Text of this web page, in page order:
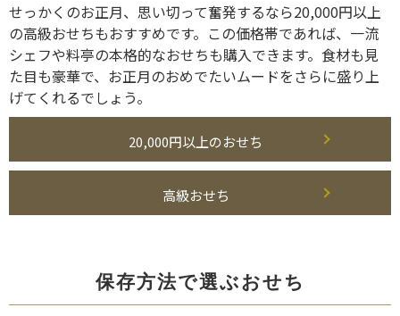
せっかくのお正月、思い切って奮発するなら20,000円以上
の高級おせちもおすすめです。この価格帯であれば、一流
シェフや料亭の本格的なおせちも購入できます。食材も見
た目も豪華で、お正月のおめでたいムードをさらに盛り上
げてくれるでしょう。
20,000円以上のおせち
高級おせち
保存方法で選ぶおせち